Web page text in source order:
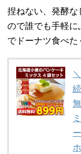
捏ねない、発酵
ので誰でも手軽
でドーナツ食べた